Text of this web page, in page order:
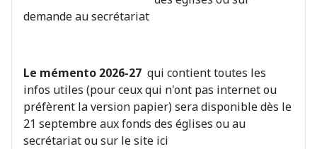
demande au secrétariat
Le mémento 2026-27 qui contient toutes les
infos utiles (pour ceux qui n'ont pas internet ou
préfèrent la version papier) sera disponible dès le
21 septembre aux fonds des églises ou au
secrétariat ou sur le site ici